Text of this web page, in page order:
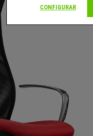
CONFIGURAR